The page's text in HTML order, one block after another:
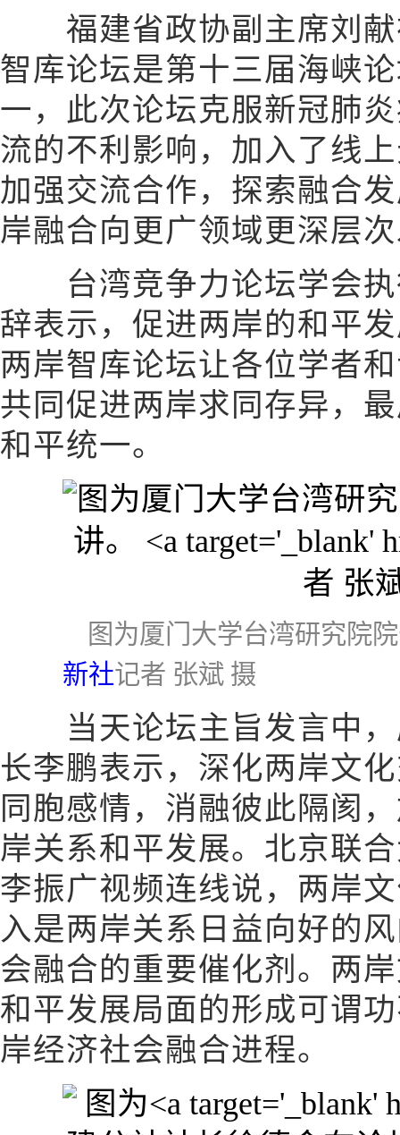
福建省政协副主席刘献
智库论坛是第十三届海峡
一，此次论坛克服新冠肺
流的不利影响，加入了线
加强交流合作，探索融合
岸融合向更广领域更深层
台湾竞争力论坛学会执
辞表示，促进两岸的和平
两岸智库论坛让各位学者
共同促进两岸求同存异，
和平统一。
图为厦门大学台湾研究院
新社记者 张斌 摄
当天论坛主旨发言中，
长李鹏表示，深化两岸文
同胞感情，消融彼此隔阂
岸关系和平发展。北京联
李振广视频连线说，两岸
入是两岸关系日益向好的
会融合的重要催化剂。两
和平发展局面的形成可谓
岸经济社会融合进程。